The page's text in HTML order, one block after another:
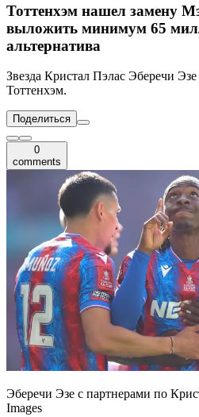
Тоттенхэм нашел замену
выложить минимум 65
альтернатива
Звезда Кристал Пэлас Эберечи
Тоттенхэм.
Поделиться
0
comments
Эберечи Эзе с партнерами по
Images